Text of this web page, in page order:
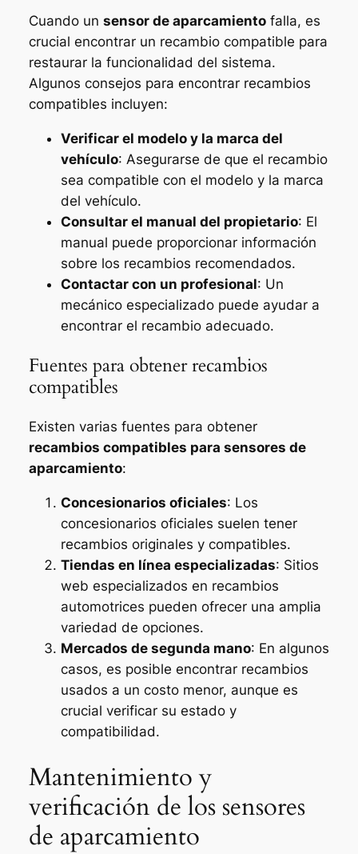
Cuando un sensor de aparcamientofalla, es
crucial encontrar un recambio compatible para
restaurar la funcionalidad del sistema.
Algunos consejos para encontrar recambios
compatibles incluyen:
Verificar el modelo y la marca del
vehículo: Asegurarse de que el recambio
sea compatible con el modelo y la marca
del vehículo.
Consultar el manual del propietario: El
manual puede proporcionar información
sobre los recambios recomendados.
Contactar con un profesional: Un
mecánico especializado puede ayudar a
encontrar el recambio adecuado.
Fuentes para obtener recambios
compatibles
Existen varias fuentes para obtener
recambios compatibles para sensores de
aparcamiento:
Concesionarios oficiales: Los
concesionarios oficiales suelen tener
recambios originales y compatibles.
Tiendas en línea especializadas: Sitios
web especializados en recambios
automotrices pueden ofrecer una amplia
variedad de opciones.
Mercados de segunda mano: En algunos
casos, es posible encontrar recambios
usados a un costo menor, aunque es
crucial verificar su estado y
compatibilidad.
Mantenimiento y
verificación de los sensores
de aparcamiento